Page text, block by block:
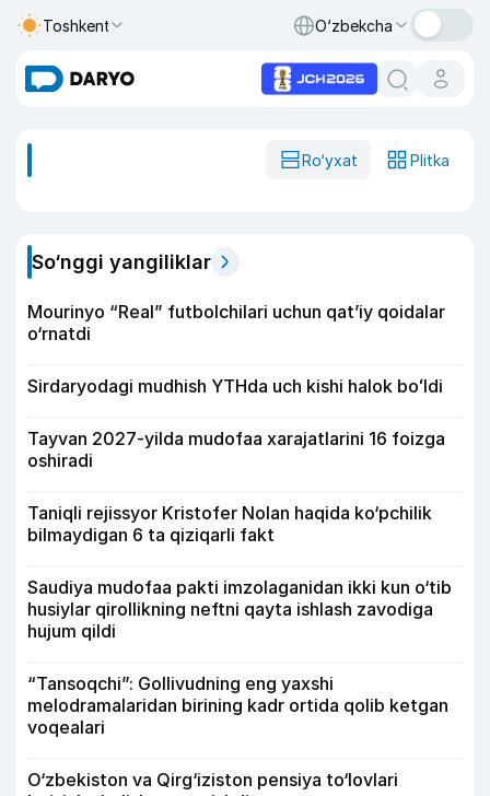
Toshkent O‘zbekcha
Ro‘yxat Plitka
So‘nggi yangiliklar
Mourinyo “Real” futbolchilari uchun qat’iy qoidalar
o‘rnatdi
Sirdaryodagi mudhish YTHda uch kishi halok boʻldi
Tayvan 2027-yilda mudofaa xarajatlarini 16 foizga
oshiradi
Taniqli rejissyor Kristofer Nolan haqida ko‘pchilik
bilmaydigan 6 ta qiziqarli fakt
Saudiya mudofaa pakti imzolaganidan ikki kun o‘tib
husiylar qirollikning neftni qayta ishlash zavodiga
hujum qildi
“Tansoqchi”: Gollivudning eng yaxshi
melodramalaridan birining kadr ortida qolib ketgan
voqealari
O‘zbekiston va Qirg‘iziston pensiya to‘lovlari